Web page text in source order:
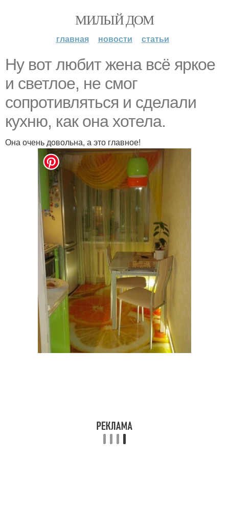
МИЛЫЙ ДОМ
главная новости статьи
Ну вот любит жена всё яркое
и светлое, не смог
сопротивляться и сделали
кухню, как она хотела.
Она очень довольна, а это главное!